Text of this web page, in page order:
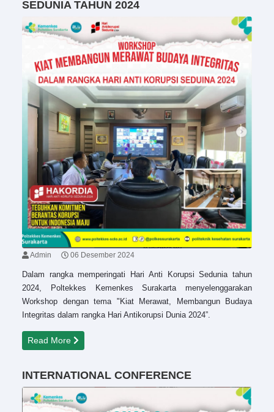
SEDUNIA TAHUN 2024
Admin 06 Desember 2024
Dalam rangka memperingati Hari Anti Korupsi Sedunia tahun
2024, Poltekkes Kemenkes Surakarta menyelenggarakan
Workshop dengan tema "Kiat Merawat, Membangun Budaya
Integritas dalam rangka Hari Antikorupsi Dunia 2024”.
Read More
INTERNATIONAL CONFERENCE